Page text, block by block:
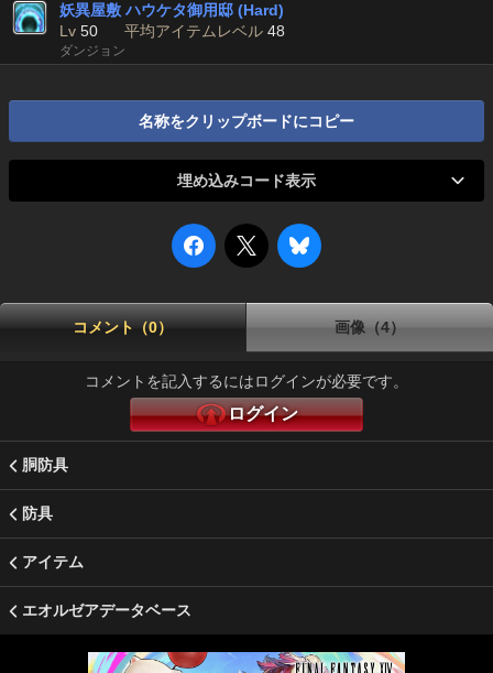
妖異屋敷 ハウケタ御用邸 (Hard)
Lv 50 平均アイテムレベル 48
ダンジョン
名称をクリップボードにコピー
埋め込みコード表示
コメント（0） 画像（4）
コメントを記入するにはログインが必要です。
ログイン
胴防具
防具
アイテム
エオルゼアデータベース